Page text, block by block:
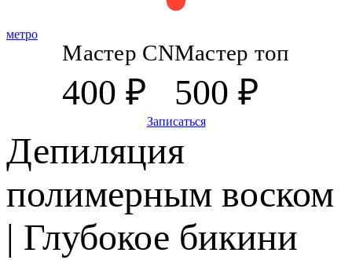
метро
Мастер CN
400 ₽
Мастер топ
500 ₽
Записаться
Депиляция
полимерным воском
| Глубокое бикини